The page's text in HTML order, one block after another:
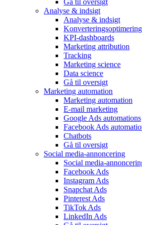
Gå til oversigt
Analyse & indsigt
Analyse & indsigt
KPI-dashboards
Marketing attribution
Tracking
Marketing science
Data science
Gå til oversigt
Marketing automation
Marketing automation
E-mail marketing
Google Ads automations
Facebook Ads
Chatbots
Gå til oversigt
Social media-annoncering
Social media-
Facebook Ads
Instagram Ads
Snapchat Ads
Pinterest Ads
TikTok Ads
LinkedIn Ads